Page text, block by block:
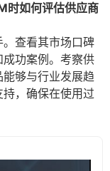
时如何评估供应商
查看其市场口碑
功案例。考察供
够与行业发展趋
，确保在使用过